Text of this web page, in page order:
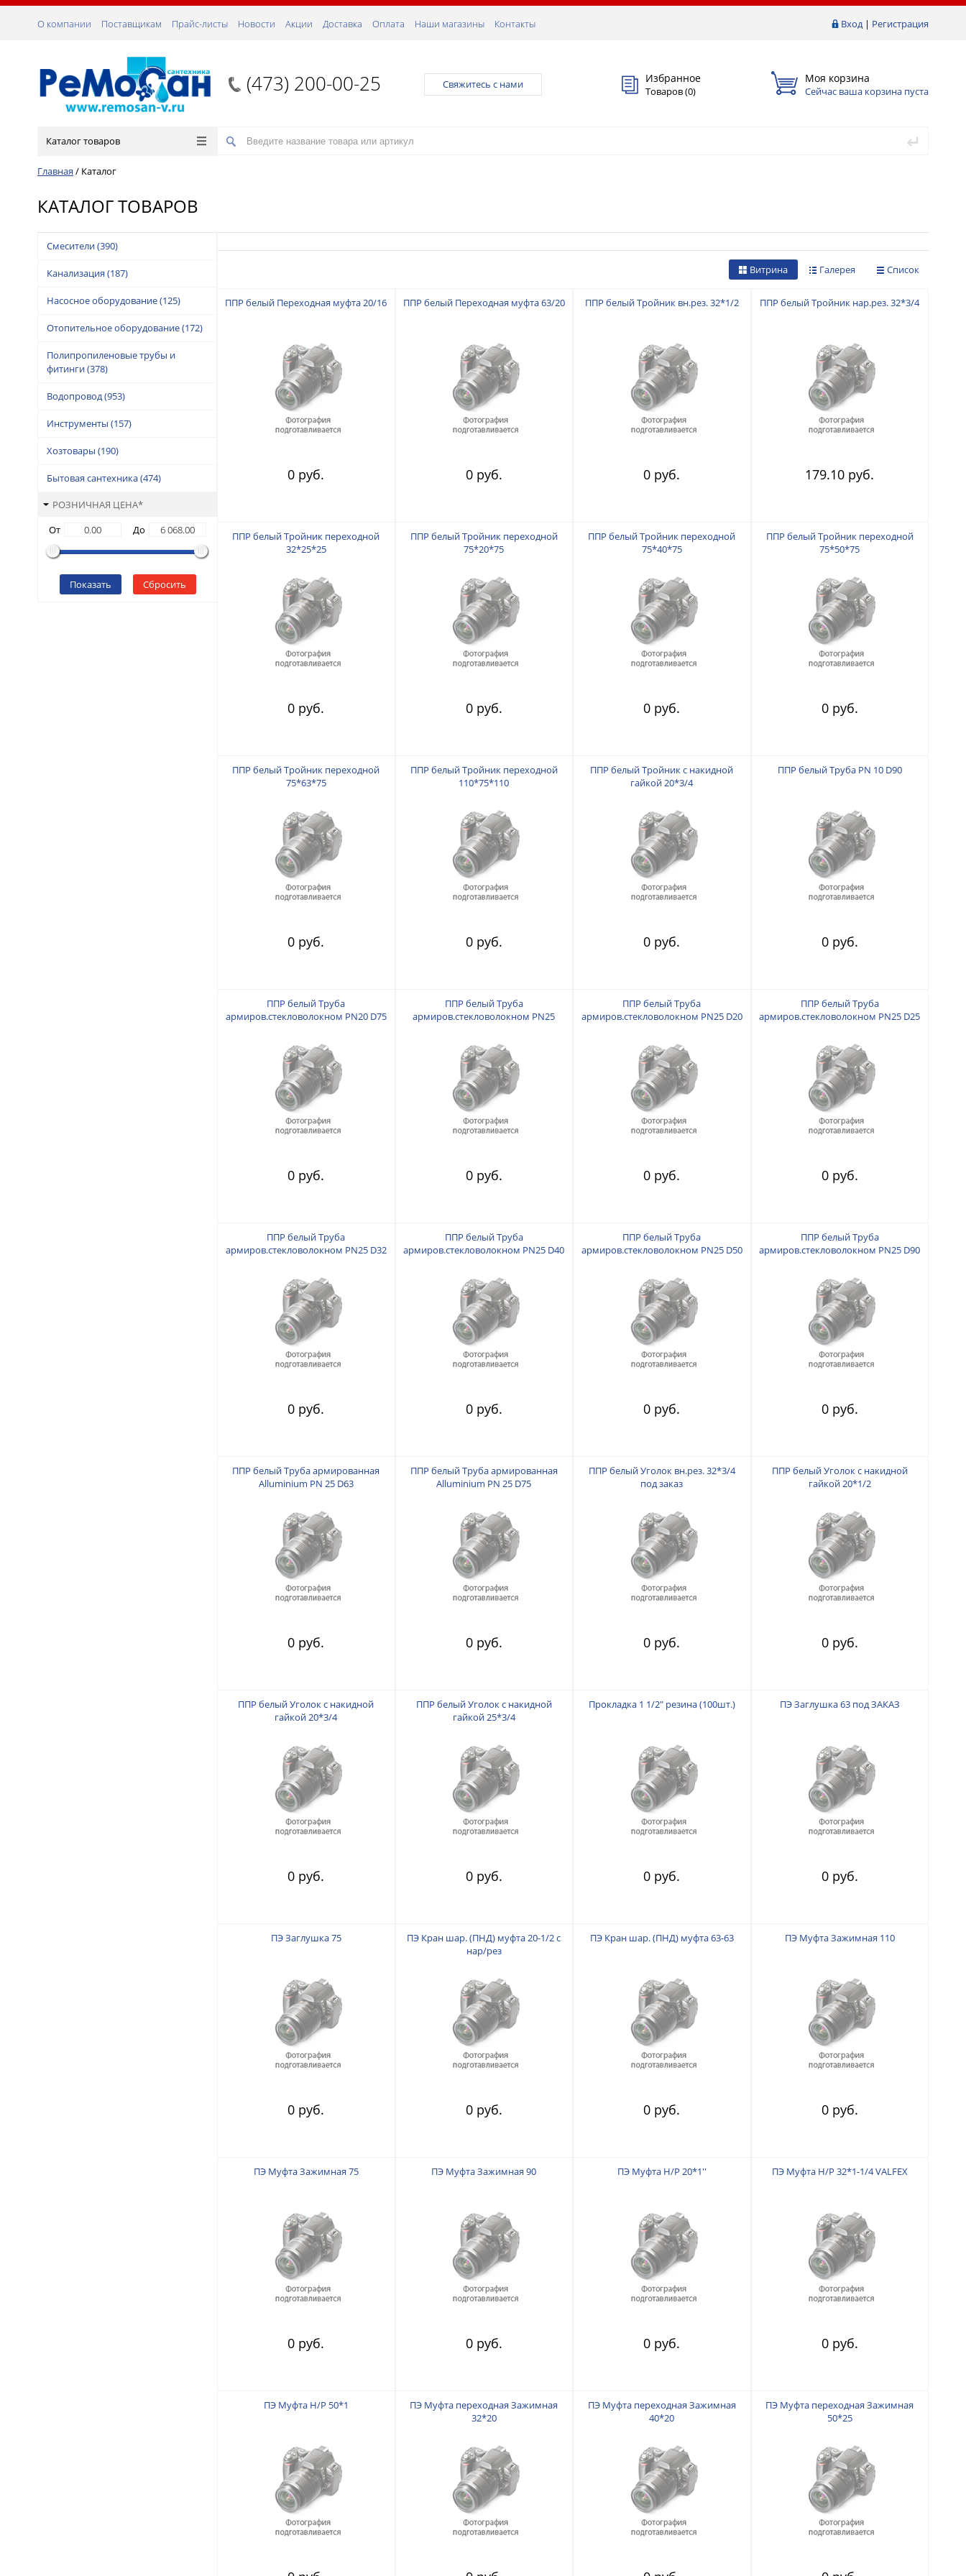
Вход| Регистрация
О компании Поставщикам Прайс-листы Новости Акции Доставка Оплата Наши магазины Контакты
(473) 200-00-25 Свяжитесь с нами Избранное
Товаров (0)
Моя корзина
Сейчас ваша корзина пуста
Каталог товаров
Главная / Каталог
КАТАЛОГ ТОВАРОВ
Смесители(390)
Канализация (187)
Насосное оборудование(125)
Отопительное оборудование(172)
Полипропиленовые трубы и
фитинги(378)
Водопровод(953)
Инструменты (157)
Хозтовары (190)
Бытовая сантехника(474)
РОЗНИЧНАЯ ЦЕНА*
От
До
Показать Сбросить
Список
Галерея
Витрина
ППР белый Переходная муфта 20/16
0 руб.
ППР белый Переходная муфта 63/20
0 руб.
ППР белый Тройник вн.рез. 32*1/2
0 руб.
ППР белый Тройник нар.рез. 32*3/4
179.10 руб.
ППР белый Тройник переходной
32*25*25
0 руб.
ППР белый Тройник переходной
75*20*75
0 руб.
ППР белый Тройник переходной
75*40*75
0 руб.
ППР белый Тройник переходной
75*50*75
0 руб.
ППР белый Тройник переходной
75*63*75
0 руб.
ППР белый Тройник переходной
110*75*110
0 руб.
ППР белый Тройник с накидной
гайкой 20*3/4
0 руб.
ППР белый Труба PN 10 D90
0 руб.
ППР белый Труба
армиров.стекловолокном PN20 D75
0 руб.
ППР белый Труба
армиров.стекловолокном PN25
0 руб.
ППР белый Труба
армиров.стекловолокном PN25 D20
0 руб.
ППР белый Труба
армиров.стекловолокном PN25 D25
0 руб.
ППР белый Труба
армиров.стекловолокном PN25 D32
0 руб.
ППР белый Труба
армиров.стекловолокном PN25 D40
0 руб.
ППР белый Труба
армиров.стекловолокном PN25 D50
0 руб.
ППР белый Труба
армиров.стекловолокном PN25 D90
0 руб.
ППР белый Труба армированная
Alluminium PN 25 D63
0 руб.
ППР белый Труба армированная
Alluminium PN 25 D75
0 руб.
ППР белый Уголок вн.рез. 32*3/4
под заказ
0 руб.
ППР белый Уголок с накидной
гайкой 20*1/2
0 руб.
ППР белый Уголок с накидной
гайкой 20*3/4
0 руб.
ППР белый Уголок с накидной
гайкой 25*3/4
0 руб.
Прокладка 1 1/2" резина (100шт.)
0 руб.
ПЭ Заглушка 63 под ЗАКАЗ
0 руб.
ПЭ Заглушка 75
0 руб.
ПЭ Кран шар. (ПНД) муфта 20-1/2 с
нар/рез
0 руб.
ПЭ Кран шар. (ПНД) муфта 63-63
0 руб.
ПЭ Муфта Зажимная 110
0 руб.
ПЭ Муфта Зажимная 75
0 руб.
ПЭ Муфта Зажимная 90
0 руб.
ПЭ Муфта Н/Р 20*1''
0 руб.
ПЭ Муфта Н/Р 32*1-1/4 VALFEX
0 руб.
ПЭ Муфта Н/Р 50*1
ПЭ Муфта переходная Зажимная
32*20
ПЭ Муфта переходная Зажимная
40*20
ПЭ Муфта переходная Зажимная
50*25